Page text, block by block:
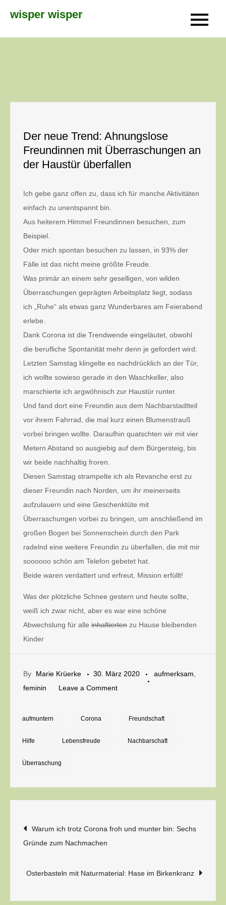
wisper wisper
Der neue Trend: Ahnungslose
Freundinnen mit Überraschungen an
der Haustür überfallen
Ich gebe ganz offen zu, dass ich für manche Aktivitäten
einfach zu unentspannt bin.
Aus heiterem Himmel Freundinnen besuchen, zum
Beispiel.
Oder mich spontan besuchen zu lassen, in 93% der
Fälle ist das nicht meine größte Freude.
Was primär an einem sehr geselligen, von wilden
Überraschungen geprägten Arbeitsplatz liegt, sodass
ich „Ruhe“ als etwas ganz Wunderbares am Feierabend
erlebe.
Dank Corona ist die Trendwende eingeläutet, obwohl
die berufliche Spontanität mehr denn je gefordert wird:
Letzten Samstag klingelte es nachdrücklich an der Tür,
ich wollte sowieso gerade in den Waschkeller, also
marschierte ich argwöhnisch zur Haustür runter.
Und fand dort eine Freundin aus dem Nachbarstadtteil
vor ihrem Fahrrad, die mal kurz einen Blumenstrauß
vorbei bringen wollte. Daraufhin quatschten wir mit vier
Metern Abstand so ausgiebig auf dem Bürgersteig, bis
wir beide nachhaltig froren.
Diesen Samstag strampelte ich als Revanche erst zu
dieser Freundin nach Norden, um ihr meinerseits
aufzulauern und eine Geschenktüte mit
Überraschungen vorbei zu bringen, um anschließend im
großen Bogen bei Sonnenschein durch den Park
radelnd eine weitere Freundin zu überfallen, die mit mir
soooooo schön am Telefon gebetet hat.
Beide waren verdattert und erfreut, Mission erfüllt!
Was der plötzliche Schnee gestern und heute sollte,
weiß ich zwar nicht, aber es war eine schöne
Abwechslung für alle inhaftierten zu Hause bleibenden
Kinder
By Marie Krüerke 30. März 2020 aufmerksam
feminin
Leave a Commenton
neue
Ahnungslose
Überraschungen
an
Haustür
aufmuntern Corona Freundschaft
Hilfe Lebensfreude Nachbarschaft
Überraschung
Beitragsnavigation
Warum ich trotz Corona froh und munter bin: Sechs
Gründe zum Nachmachen
Osterbasteln mit Naturmaterial: Hase im Birkenkranz